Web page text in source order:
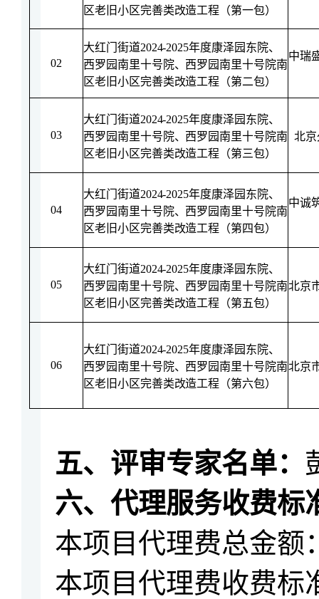
区老旧小区完善类改造工程（第一包）
02
大红门街道2024-2025年度康泽园东院、
西罗园南里十号院、西罗园南里十号院南
区老旧小区完善类改造工程（第二包）
中瑞
03
大红门街道2024-2025年度康泽园东院、
西罗园南里十号院、西罗园南里十号院南
区老旧小区完善类改造工程（第三包）
北
04
大红门街道2024-2025年度康泽园东院、
西罗园南里十号院、西罗园南里十号院南
区老旧小区完善类改造工程（第四包）
中诚
05
大红门街道2024-2025年度康泽园东院、
西罗园南里十号院、西罗园南里十号院南
区老旧小区完善类改造工程（第五包）
北京
06
大红门街道2024-2025年度康泽园东院、
西罗园南里十号院、西罗园南里十号院南
区老旧小区完善类改造工程（第六包）
北京
五、 评审专家名单：
六、 代理服务收费标
本项目代理费总金额
本项目代理费收费标